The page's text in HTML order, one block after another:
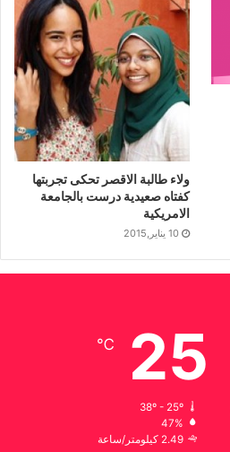
ولاء طالبة الاقصر تحكى تجربتها
كفتاه صعيدية درست بالجامعة
الامريكية
10 يناير,2015
25
℃
38º - 25º
47%
2.49 كيلومتر/ساعة